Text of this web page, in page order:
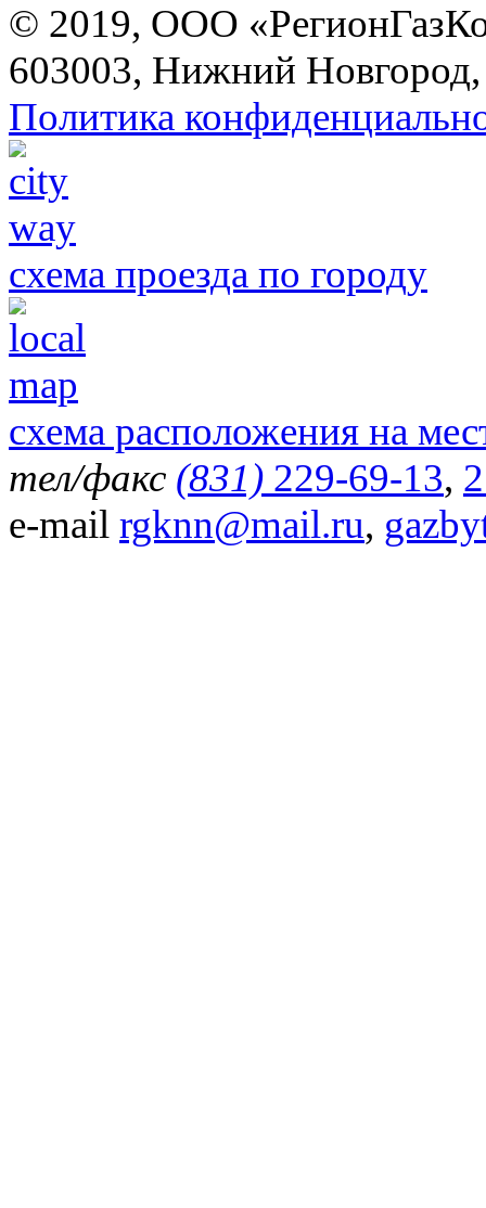
© 2019, ООО
603003, Нижний
Политика
схема проезда по городу
схема расположения на
тел/факс (831) 229-69-13,
e-mail rgknn@mail.ru,